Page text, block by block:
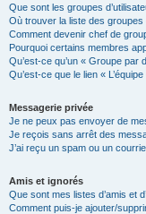
Que sont les groupes
Où trouver la liste des groupes
Comment devenir chef de
Pourquoi certains membres
Qu’est-ce qu’un « Groupe par
Qu’est-ce que le lien «
Messagerie privée
Je ne peux pas envoyer de
Je reçois sans arrêt des
J’ai reçu un spam ou un
Amis et ignorés
Que sont mes listes d’amis et
Comment puis-je ajouter/